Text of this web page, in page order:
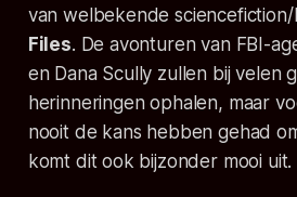
van welbekende
Files. De avonturen van FBI-
en Dana Scully zullen bij velen
herinneringen ophalen, maar
nooit de kans hebben gehad
komt dit ook bijzonder mooi uit.